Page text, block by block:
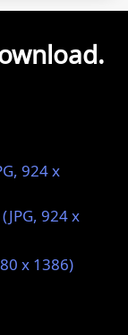
924 x
924 x
x 1386)